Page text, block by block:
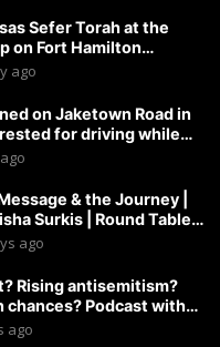
Sefer Torah at the
on Fort Hamilton
ago
on Jaketown Road in
for driving while
& the Journey |
Surkis | Round Table
ago
Rising antisemitism?
chances? Podcast with
Carr!
ago